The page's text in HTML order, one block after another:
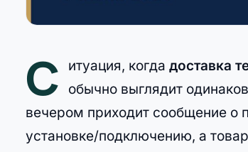
С итуация, когда доставка
обычно выглядит
вечером приходит сообщение о
установке/подключению, а